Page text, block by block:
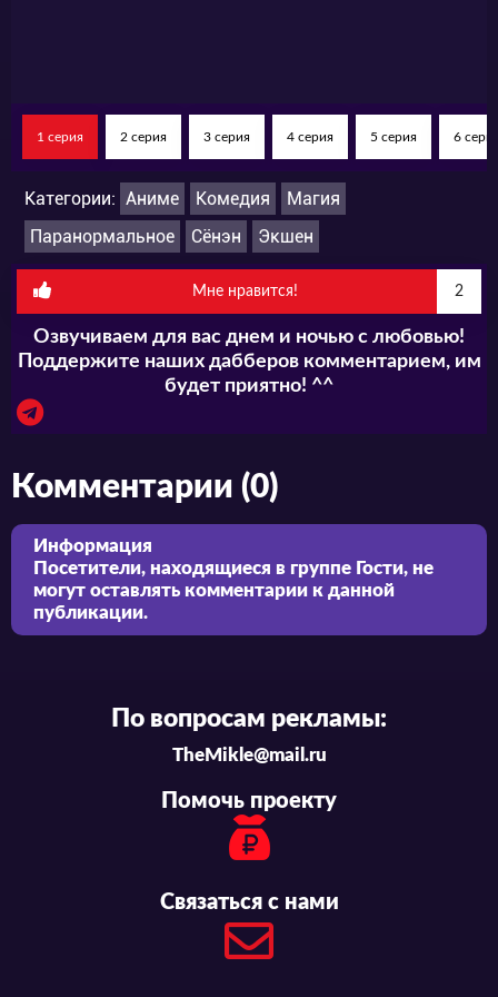
1 серия 2 серия 3 серия 4 серия 5 серия 6
Категории: Аниме Комедия
Магия
Паранормальное
Сёнэн Экшен
Мне нравится! 2
Озвучиваем для вас днем и ночью с любовью!
Поддержите наших дабберов комментарием, им
будет приятно! ^^
Комментарии (0)
Информация
Посетители, находящиеся в группе Гости, не
могут оставлять комментарии к данной
публикации.
По вопросам рекламы:
TheMikle@mail.ru
Помочь проекту
Связаться с нами